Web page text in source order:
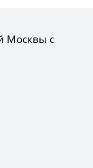
Москвы с